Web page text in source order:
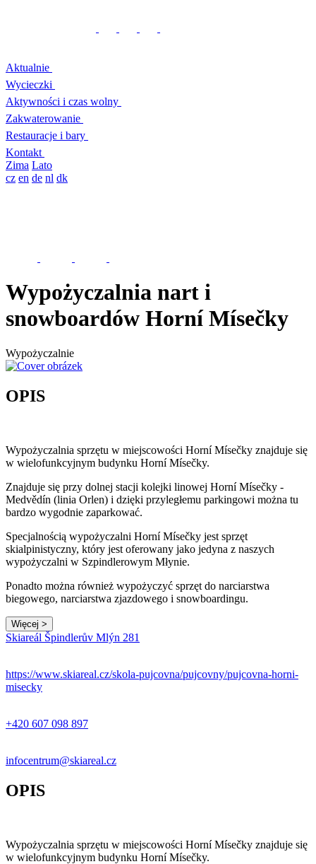
Aktualnie
Wycieczki
Aktywności i czas wolny
Zakwaterowanie
Restauracje i bary
Kontakt
Zima Lato
cz en de nl dk
Wypożyczalnia nart i
snowboardów Horní Mísečky
Wypożyczalnie
OPIS
Wypożyczalnia sprzętu w miejscowości Horní Mísečky znajduje się
w wielofunkcyjnym budynku Horní Mísečky.
Znajduje się przy dolnej stacji kolejki linowej Horní Mísečky -
Medvědín (linia Orlen) i dzięki przyległemu parkingowi można tu
bardzo wygodnie zaparkować.
Specjalnością wypożyczalni Horní Mísečky jest sprzęt
skialpinistyczny, który jest oferowany jako jedyna z naszych
wypożyczalni w Szpindlerowym Młynie.
Ponadto można również wypożyczyć sprzęt do narciarstwa
biegowego, narciarstwa zjazdowego i snowboardingu.
Więcej >
−
Skiareál Špindlerův Mlýn 281
https://www.skiareal.cz/skola-pujcovna/pujcovny/pujcovna-horni-
misecky
+420 607 098 897
infocentrum@skiareal.cz
OPIS
Wypożyczalnia sprzętu w miejscowości Horní Mísečky znajduje się
w wielofunkcyjnym budynku Horní Mísečky.